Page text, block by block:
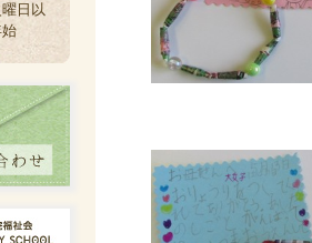
日以